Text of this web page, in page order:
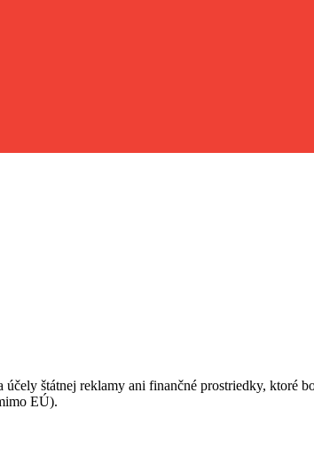
štátnej reklamy ani finančné prostriedky, ktoré
EÚ).